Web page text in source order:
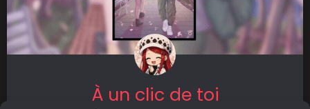
À un clic de toi